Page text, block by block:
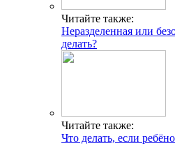
Читайте также:
Неразделенная или
делать?
Читайте также:
Что делать, если